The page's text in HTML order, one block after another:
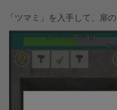
「ツマミ」を入手して、扉の